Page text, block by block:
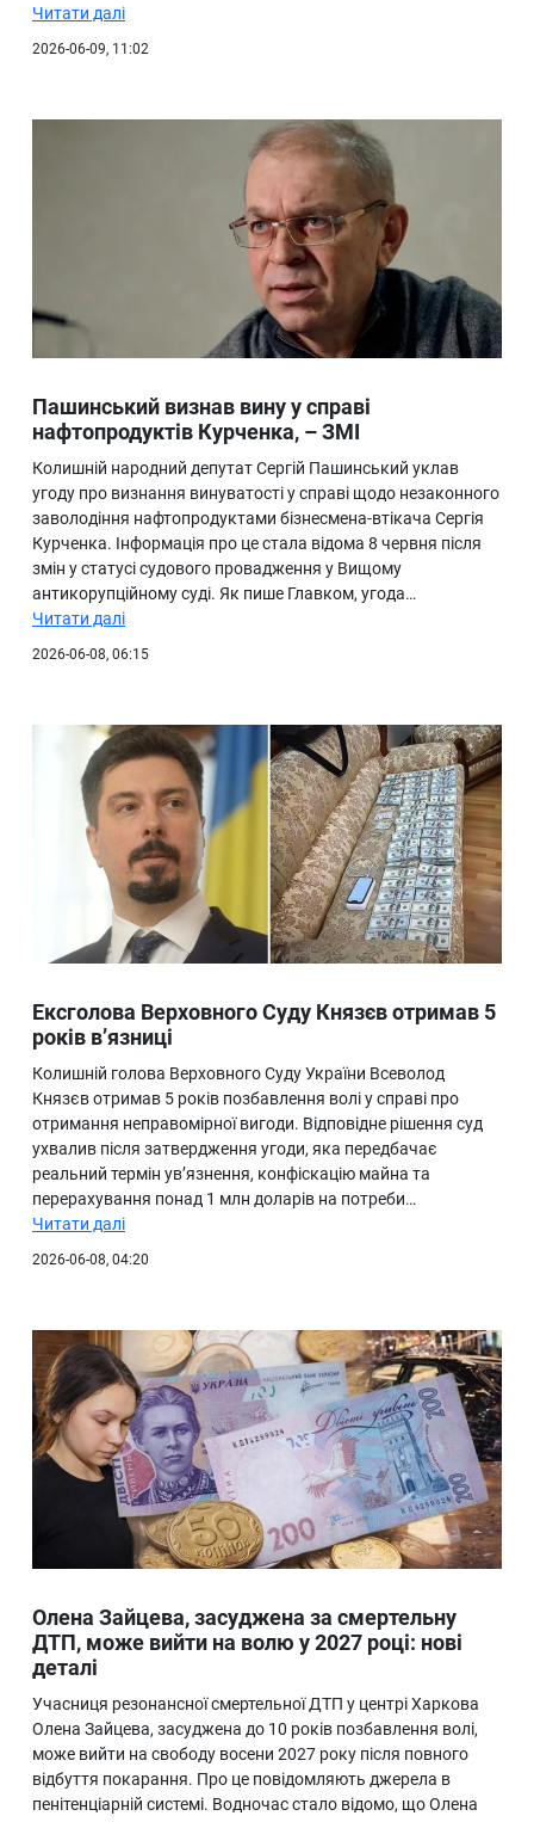
Читати далі
2026-06-09, 11:02
Пашинський визнав вину у справі
нафтопродуктів Курченка, – ЗМІ
Колишній народний депутат Сергій Пашинський уклав
угоду про визнання винуватості у справі щодо незаконного
заволодіння нафтопродуктами бізнесмена-втікача Сергія
Курченка. Інформація про це стала відома 8 червня після
змін у статусі судового провадження у Вищому
антикорупційному суді. Як пише Главком, угода…
Читати далі
2026-06-08, 06:15
Ексголова Верховного Суду Князєв отримав 5
років в’язниці
Колишній голова Верховного Суду України Всеволод
Князєв отримав 5 років позбавлення волі у справі про
отримання неправомірної вигоди. Відповідне рішення суд
ухвалив після затвердження угоди, яка передбачає
реальний термін ув’язнення, конфіскацію майна та
перерахування понад 1 млн доларів на потреби…
Читати далі
2026-06-08, 04:20
Олена Зайцева, засуджена за смертельну
ДТП, може вийти на волю у 2027 році: нові
деталі
Учасниця резонансної смертельної ДТП у центрі Харкова
Олена Зайцева, засуджена до 10 років позбавлення волі,
може вийти на свободу восени 2027 року після повного
відбуття покарання. Про це повідомляють джерела в
пенітенціарній системі. Водночас стало відомо, що Олена